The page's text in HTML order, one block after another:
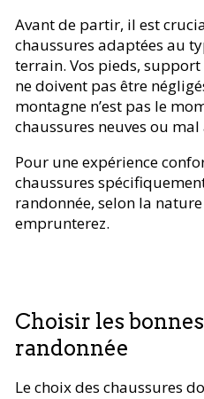
Avant de partir, il est
chaussures adaptées au
terrain. Vos pieds,
ne doivent pas être
montagne n’est pas le
chaussures neuves ou mal
Pour une expérience
chaussures
randonnée, selon la
emprunterez.
Choisir les
randonnée
Le choix des chaussures